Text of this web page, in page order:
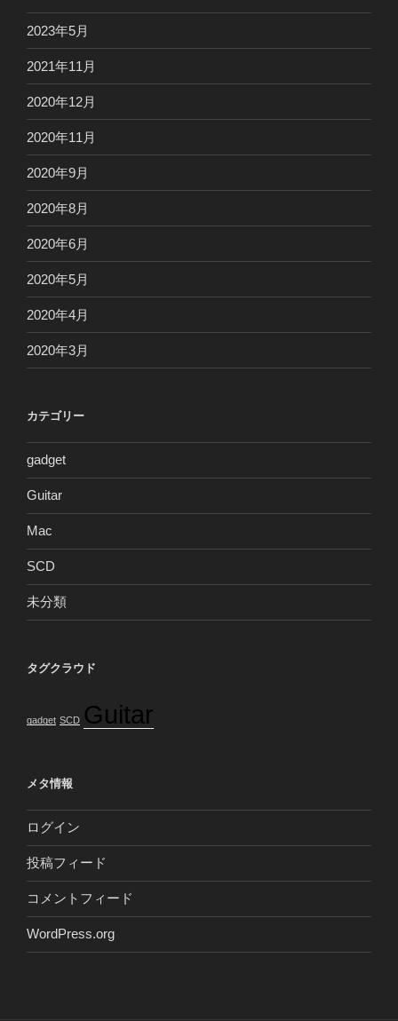
2023年5月
2021年11月
2020年12月
2020年11月
2020年9月
2020年8月
2020年6月
2020年5月
2020年4月
2020年3月
カテゴリー
gadget
Guitar
Mac
SCD
未分類
タグクラウド
gadget SCD Guitar
メタ情報
ログイン
投稿フィード
コメントフィード
WordPress.org